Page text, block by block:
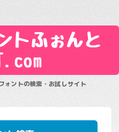
トふぉんと
ォントの検索・お試しサイト